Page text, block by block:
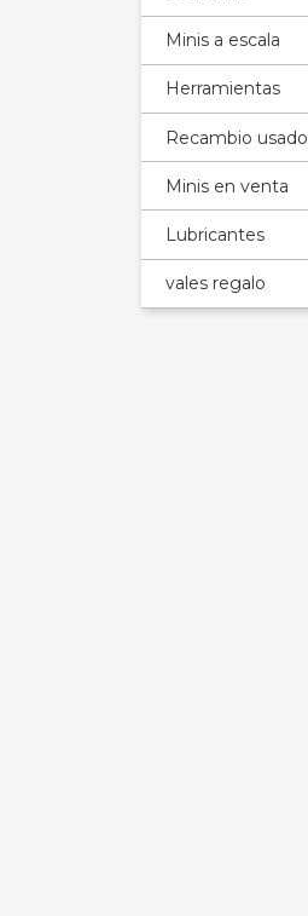
Minis a escala
Herramientas
Recambio usado
Minis en venta
Lubricantes
vales regalo